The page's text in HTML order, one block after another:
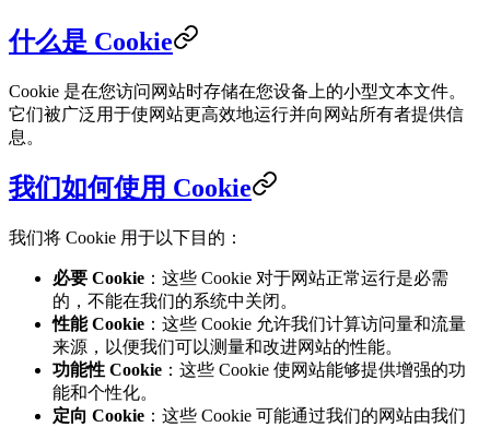
什么是 Cookie
Cookie 是在您访问网站时存储在您设备上的小型文本文件。
它们被广泛用于使网站更高效地运行并向网站所有者提供信
息。
我们如何使用 Cookie
我们将 Cookie 用于以下目的：
必要 Cookie ：这些 Cookie 对于网站正常运行是必需
的，不能在我们的系统中关闭。
性能 Cookie ：这些 Cookie 允许我们计算访问量和流量
来源，以便我们可以测量和改进网站的性能。
功能性 Cookie ：这些 Cookie 使网站能够提供增强的功
能和个性化。
定向 Cookie ：这些 Cookie 可能通过我们的网站由我们